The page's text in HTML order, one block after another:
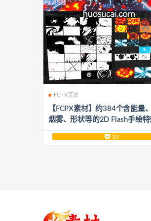
FCPX资源
【FCPX素材】约384个含能量、
烟雾、形状等的2D Flash手绘
10